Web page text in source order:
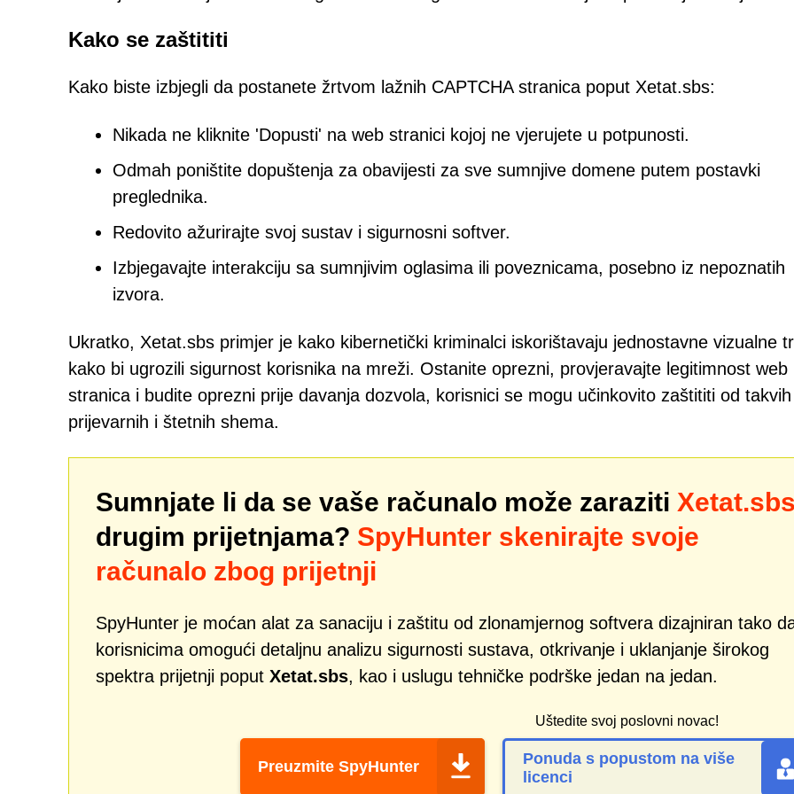
Kako se zaštititi
Kako biste izbjegli da postanete žrtvom lažnih CAPTCHA stranica poput Xetat.sbs:
Nikada ne kliknite 'Dopusti' na web stranici kojoj ne vjerujete u potpunosti.
Odmah poništite dopuštenja za obavijesti za sve sumnjive domene putem postavki
preglednika.
Redovito ažurirajte svoj sustav i sigurnosni softver.
Izbjegavajte interakciju sa sumnjivim oglasima ili poveznicama, posebno iz nepoznatih
izvora.
Ukratko, Xetat.sbs primjer je kako kibernetički kriminalci iskorištavaju jednostavne vizualne
kako bi ugrozili sigurnost korisnika na mreži. Ostanite oprezni, provjeravajte legitimnost web
stranica i budite oprezni prije davanja dozvola, korisnici se mogu učinkovito zaštititi od takvih
prijevarnih i štetnih shema.
Sumnjate li da se vaše računalo može zaraziti Xetat.sbs
drugim prijetnjama? SpyHunter skenirajte svoje
računalo zbog prijetnji
SpyHunter je moćan alat za sanaciju i zaštitu od zlonamjernog softvera dizajniran tako
korisnicima omogući detaljnu analizu sigurnosti sustava, otkrivanje i uklanjanje širokog
spektra prijetnji poput Xetat.sbs, kao i uslugu tehničke podrške jedan na jedan.
Preuzmite SpyHunter
Uštedite svoj poslovni novac!
Ponuda s popustom na više
licenci